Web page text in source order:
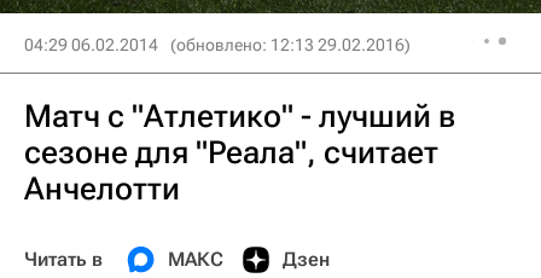
04:29 06.02.2014 (обновлено: 12:13 29.02.2016)
Матч с "Атлетико" - лучший в
сезоне для "Реала", считает
Анчелотти
Читать в МАКС Дзен